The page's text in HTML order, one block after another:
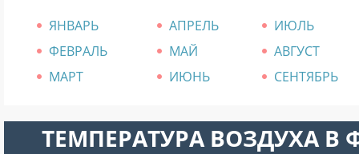
ЯНВАРЬ АПРЕЛЬ
ИЮЛЬ
ФЕВРАЛЬ
МАЙ
АВГУСТ
МАРТ
ИЮНЬ СЕНТЯБРЬ
ТЕМПЕРАТУРА ВОЗДУХА В